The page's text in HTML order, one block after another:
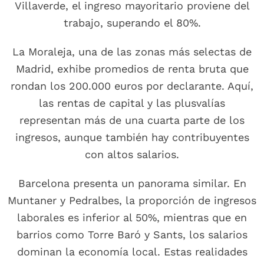
Villaverde, el ingreso mayoritario proviene del
trabajo, superando el 80%.
La Moraleja, una de las zonas más selectas de
Madrid, exhibe promedios de renta bruta que
rondan los 200.000 euros por declarante. Aquí,
las rentas de capital y las plusvalías
representan más de una cuarta parte de los
ingresos, aunque también hay contribuyentes
con altos salarios.
Barcelona presenta un panorama similar. En
Muntaner y Pedralbes, la proporción de ingresos
laborales es inferior al 50%, mientras que en
barrios como Torre Baró y Sants, los salarios
dominan la economía local. Estas realidades